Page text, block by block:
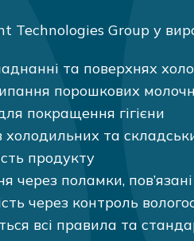
Technologies Group у
та поверхнях
порошкових
покращення гігієни
холодильних та
продукту
поламки, пов’язані
через контроль
всі правила та